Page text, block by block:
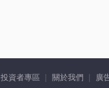
投資者專區 關於我們 廣